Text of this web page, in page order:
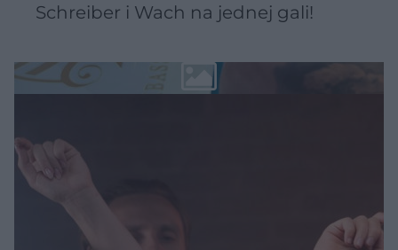
Schreiber i Wach na jednej gali!